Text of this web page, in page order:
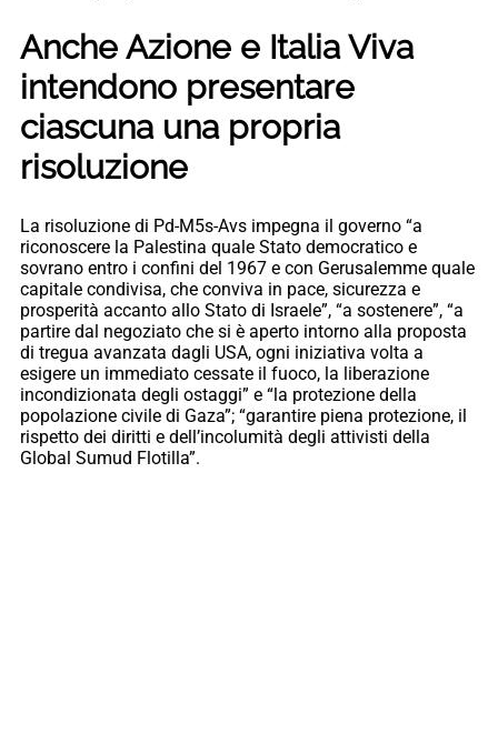
Anche Azione e Italia Viva
intendono presentare
ciascuna una propria
risoluzione
La risoluzione di Pd-M5s-Avs impegna il governo “a
riconoscere la Palestina quale Stato democratico e
sovrano entro i confini del 1967 e con Gerusalemme quale
capitale condivisa, che conviva in pace, sicurezza e
prosperità accanto allo Stato di Israele”, “a sostenere”, “a
partire dal negoziato che si è aperto intorno alla proposta
di tregua avanzata dagli USA, ogni iniziativa volta a
esigere un immediato cessate il fuoco, la liberazione
incondizionata degli ostaggi” e “la protezione della
popolazione civile di Gaza”; “garantire piena protezione, il
rispetto dei diritti e dell’incolumità degli attivisti della
Global Sumud Flotilla”.